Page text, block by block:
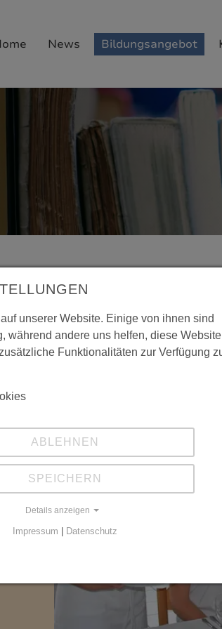
News Bildungsangebot
und
unserer Website. Einige von ihnen sind
während andere uns helfen, diese Website
Funktionalitäten zur Verfügung
ABLEHNEN
SPEICHERN
Details anzeigen
Impressum | Datenschutz